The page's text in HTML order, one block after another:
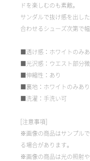
ドを楽しむのも素敵。
サンダルで抜け感を出し
合わせるシューズ次第で
■透け感：ホワイトのみあ
■光沢感：ウエスト部分
■伸縮性：あり
■裏地：ホワイトのみあり
■洗濯：手洗い可
[注意事項]
※画像の商品はサンプル
る場合があります。
※画像の商品は光の照射